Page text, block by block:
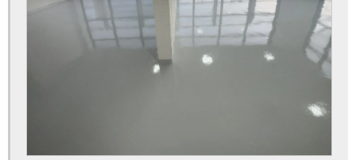
Pintura epóxi garagem
Pintura epóxi indústria alimentar
Pintura epóxi oficina